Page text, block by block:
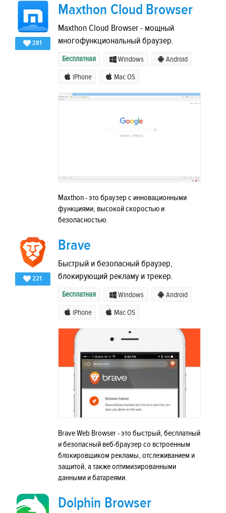
281
Maxthon Cloud Browser
Maxthon Cloud Browser - мощный
многофункциональный браузер.
Бесплатная Windows Android
iPhone Mac OS
Maxthon - это браузер с инновационными
функциями, высокой скоростью и
безопасностью.
221
Brave
Быстрый и безопасный браузер,
блокирующий рекламу и трекер.
Бесплатная Windows Android
iPhone Mac OS
Brave Web Browser - это быстрый, бесплатный
и безопасный веб-браузер со встроенным
блокировщиком рекламы, отслеживанием и
защитой, а также оптимизированными
данными и батареями.
Dolphin Browser